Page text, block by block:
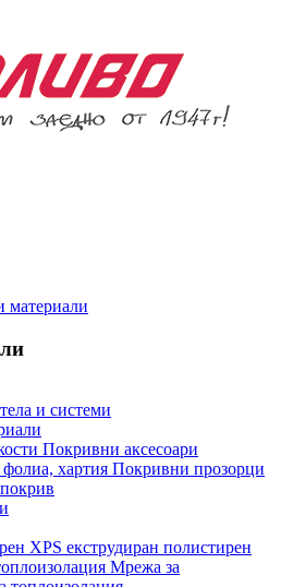
материали
и системи
Покривни аксесоари
хартия Покривни прозорци
XPS екструдиран полистирен
Мрежа за